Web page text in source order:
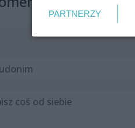
PARTNERZY